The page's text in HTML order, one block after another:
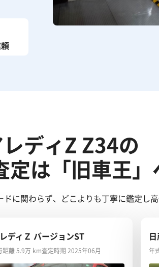
ディZ Z34の
定は「旧車王」
に関わらず、どこよりも丁寧に鑑定し高
ディＺ バージョンST
距離 5.9万 km査定時期 2025年06月 年